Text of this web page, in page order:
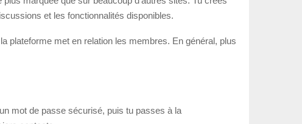
et les fonctionnalités disponibles.
plateforme met en relation les membres. En général, plus
mot de passe sécurisé, puis tu passes à la